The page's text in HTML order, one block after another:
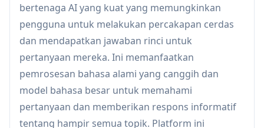
bertenaga AI yang kuat yang memungkinkan
pengguna untuk melakukan percakapan cerdas
dan mendapatkan jawaban rinci untuk
pertanyaan mereka. Ini memanfaatkan
pemrosesan bahasa alami yang canggih dan
model bahasa besar untuk memahami
pertanyaan dan memberikan respons informatif
tentang hampir semua topik. Platform ini